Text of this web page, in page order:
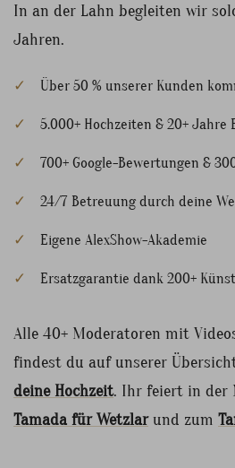
In an der Lahn begleiten wir
Jahren.
Über 50 % unserer Kunden
5.000+ Hochzeiten & 20+ Jahre
700+ Google-Bewertungen &
24/7 Betreuung durch deine
Eigene AlexShow-Akademie
Ersatzgarantie dank 200+
Alle 40+ Moderatoren mit
findest du auf unserer
deine Hochzeit. Ihr feiert in der
Tamada für Wetzlarund zum